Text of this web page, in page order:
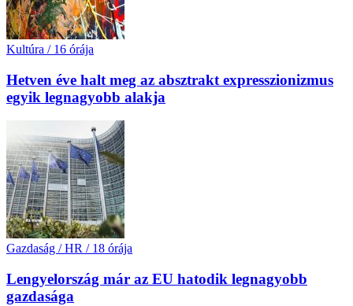
Kultúra / 16 órája
Hetven éve halt meg az absztrakt expresszionizmus
egyik legnagyobb alakja
Gazdaság / HR / 18 órája
Lengyelország már az EU hatodik legnagyobb
gazdasága